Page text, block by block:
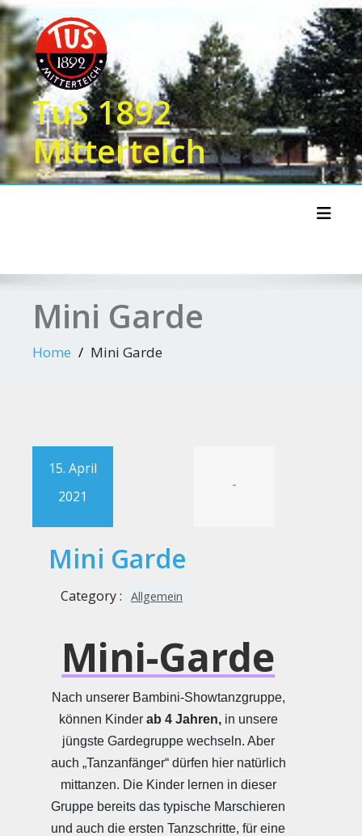
Skip
to
content
TuS 1892
Mitterteich
Mini Garde
Home Mini Garde
15. April
2021
-
Mini Garde
Category : Allgemein
Mini-Garde
Nach unserer Bambini-Showtanzgruppe,
können Kinder ab 4 Jahren,in unsere
jüngste Gardegruppe wechseln. Aber
auch „Tanzanfänger“ dürfen hier natürlich
mittanzen. Die Kinder lernen in dieser
Gruppe bereits das typische Marschieren
und auch die ersten Tanzschritte, für eine